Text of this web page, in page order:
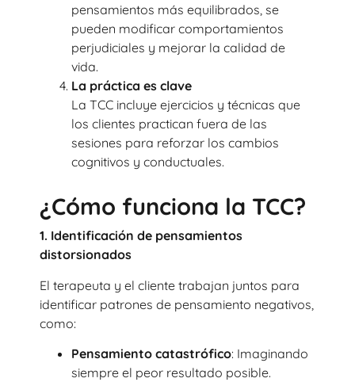
pensamientos más equilibrados, se
pueden modificar comportamientos
perjudiciales y mejorar la calidad de
vida.
La práctica es clave
La TCC incluye ejercicios y técnicas que
los clientes practican fuera de las
sesiones para reforzar los cambios
cognitivos y conductuales.
¿Cómo funciona la TCC?
1. Identificación de pensamientos
distorsionados
El terapeuta y el cliente trabajan juntos para
identificar patrones de pensamiento negativos,
como:
Pensamiento catastrófico: Imaginando
siempre el peor resultado posible.